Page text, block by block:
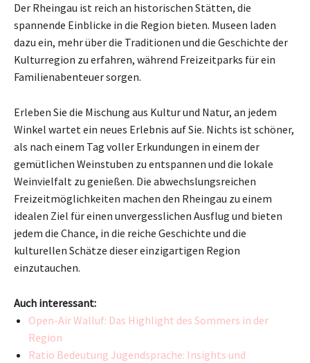
Der Rheingau ist reich an historischen Stätten, die
spannende Einblicke in die Region bieten. Museen laden
dazu ein, mehr über die Traditionen und die Geschichte der
Kulturregion zu erfahren, während Freizeitparks für ein
Familienabenteuer sorgen.
Erleben Sie die Mischung aus Kultur und Natur, an jedem
Winkel wartet ein neues Erlebnis auf Sie. Nichts ist schöner,
als nach einem Tag voller Erkundungen in einem der
gemütlichen Weinstuben zu entspannen und die lokale
Weinvielfalt zu genießen. Die abwechslungsreichen
Freizeitmöglichkeiten machen den Rheingau zu einem
idealen Ziel für einen unvergesslichen Ausflug und bieten
jedem die Chance, in die reiche Geschichte und die
kulturellen Schätze dieser einzigartigen Region
einzutauchen.
Auch interessant:
Open-Air Walluf: Das Highlight des Sommers in der
Region
Ratio Bedeutung Jugendsprache: Insights und